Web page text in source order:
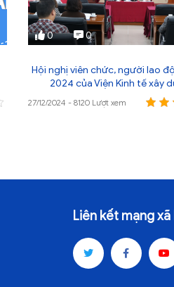
0 0
Hội nghị viên chức, người lao
2024 của Viện Kinh tế xây
27/12/2024 - 8120 Lượt xem
Liên kết mạng xã